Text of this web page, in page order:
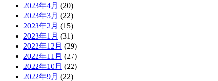
2023年4月 (20)
2023年3月 (22)
2023年2月 (15)
2023年1月 (31)
2022年12月 (29)
2022年11月 (27)
2022年10月 (22)
2022年9月 (22)